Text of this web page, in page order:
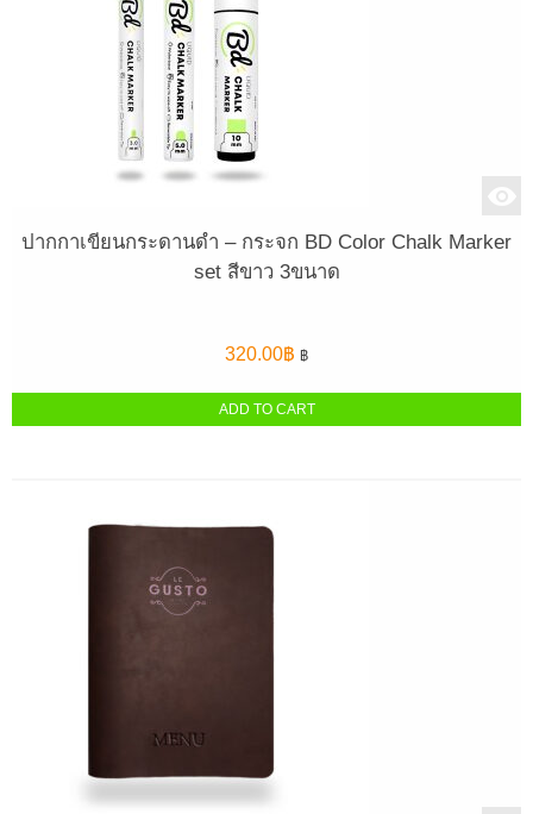
ปากกาเขียนกระดานดำ – กระจก BD Color Chalk Marker
set สีขาว 3ขนาด
320.00฿ ฿
ADD TO CART